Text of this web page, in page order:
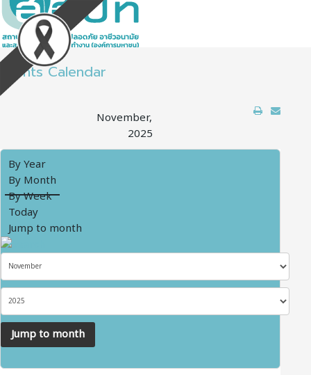
Events Calendar
November,
2025
By Year
By Month
By Week
Today
Jump to month
Jump to month